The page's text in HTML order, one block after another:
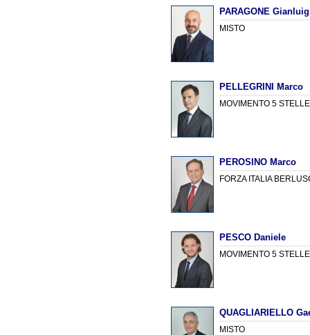
PARAGONE
MISTO
PELLEGRINI Marco
MOVIMENTO 5 STELLE
PEROSINO Marco
FORZA ITALIA
PESCO Daniele
MOVIMENTO 5 STELLE
QUAGLIARIELLO
MISTO